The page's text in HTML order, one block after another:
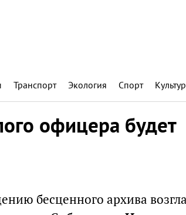
Транспорт Экология Спорт
офицера будет
бесценного архива